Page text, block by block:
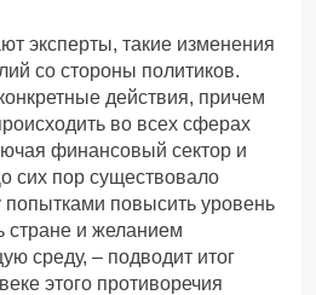
эксперты, такие изменения
со стороны политиков.
действия, причем
во всех сферах
финансовый сектор и
сих пор существовало
повысить уровень
стране и желанием
среду, – подводит итог
этого противоречия